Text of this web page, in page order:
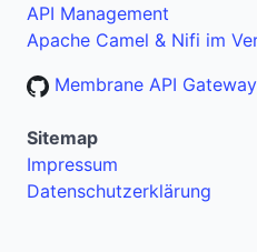
API Management
Apache Camel & Nifi im
Membrane API Gateway
Sitemap
Impressum
Datenschutzerklärung